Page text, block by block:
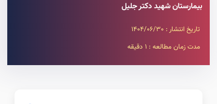
بیمارستان شهید دکتر جلیل
تاریخ انتشار : 1404/06/30
مدت زمان مطالعه : 1 دقیقه